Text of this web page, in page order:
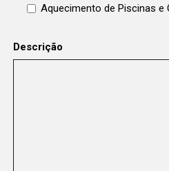
Aquecimento de Piscinas e
Descrição